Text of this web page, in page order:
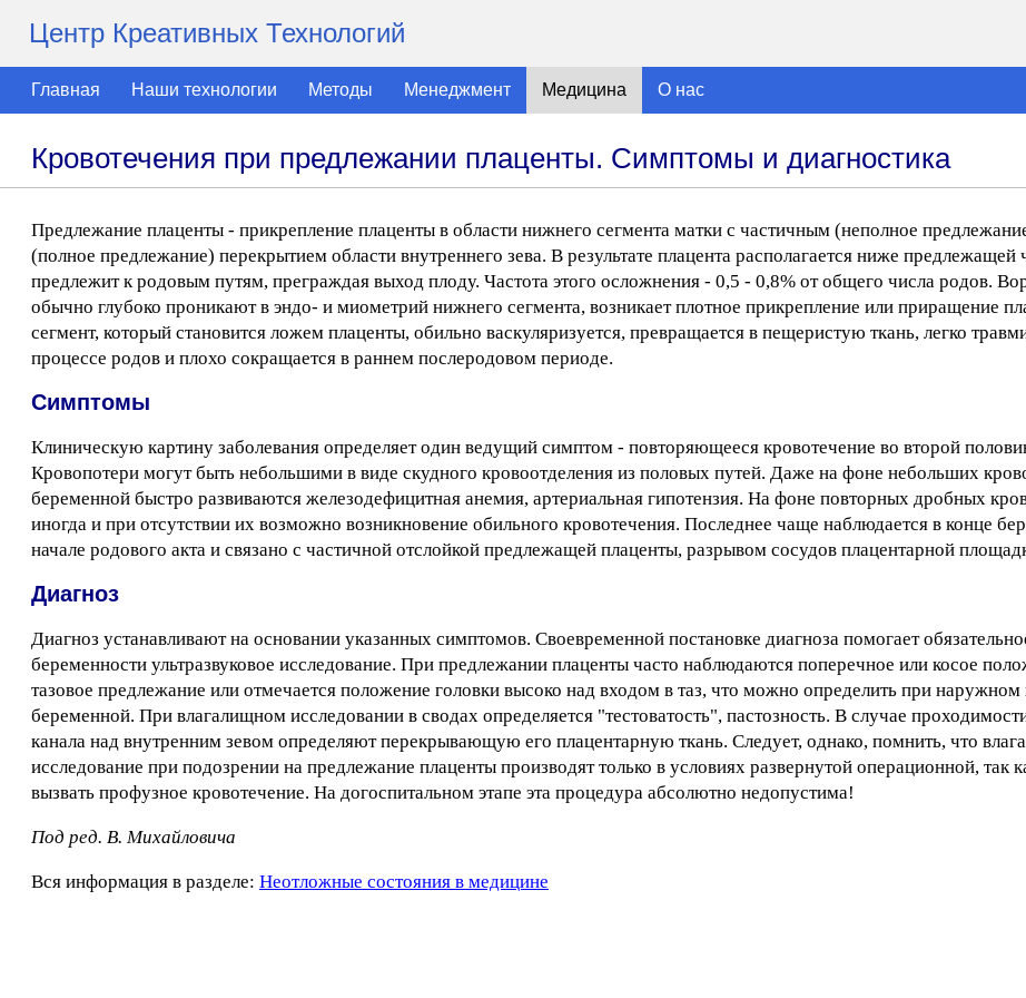
Центр Креативных Технологий
Главная Наши технологии Методы Менеджмент Медицина О нас
Кровотечения при предлежании плаценты. Симптомы и диагностика
Предлежание плаценты - прикрепление плаценты в области нижнего сегмента матки с частичным (неполное
(полное предлежание) перекрытием области внутреннего зева. В результате плацента располагается ниже предлежащей
предлежит к родовым путям, преграждая выход плоду. Частота этого осложнения - 0,5 - 0,8% от общего числа родов.
обычно глубоко проникают в эндо- и миометрий нижнего сегмента, возникает плотное прикрепление или приращение
сегмент, который становится ложем плаценты, обильно васкуляризуется, превращается в пещеристую ткань, легко
процессе родов и плохо сокращается в раннем послеродовом периоде.
Симптомы
Клиническую картину заболевания определяет один ведущий симптом - повторяющееся кровотечение во второй
Кровопотери могут быть небольшими в виде скудного кровоотделения из половых путей. Даже на фоне небольших
беременной быстро развиваются железодефицитная анемия, артериальная гипотензия. На фоне повторных дробных
иногда и при отсутствии их возможно возникновение обильного кровотечения. Последнее чаще наблюдается в конце
начале родового акта и связано с частичной отслойкой предлежащей плаценты, разрывом сосудов плацентарной
Диагноз
Диагноз устанавливают на основании указанных симптомов. Своевременной постановке диагноза помогает
беременности ультразвуковое исследование. При предлежании плаценты часто наблюдаются поперечное или косое
тазовое предлежание или отмечается положение головки высоко над входом в таз, что можно определить при наружном
беременной. При влагалищном исследовании в сводах определяется "тестоватость", пастозность. В случае
канала над внутренним зевом определяют перекрывающую его плацентарную ткань. Следует, однако, помнить, что
исследование при подозрении на предлежание плаценты производят только в условиях развернутой операционной, так
вызвать профузное кровотечение. На догоспитальном этапе эта процедура абсолютно недопустима!
Под ред. В. Михайловича
Вся информация в разделе: Неотложные состояния в медицине